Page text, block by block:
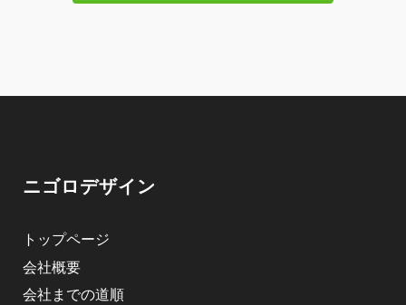
ニゴロデザイン
トップページ
会社概要
会社までの道順